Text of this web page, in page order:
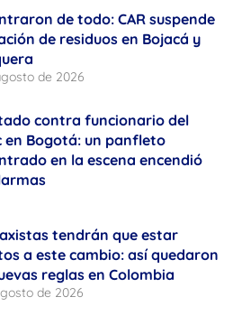
de todo: CAR suspende
de residuos en Bojacá y
de 2026
contra funcionario del
en Bogotá: un panfleto
en la escena encendió
tendrán que estar
a este cambio: así quedaron
reglas en Colombia
de 2026